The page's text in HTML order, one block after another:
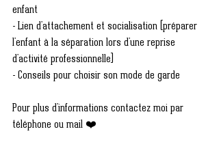
enfant
- Lien d'attachement et socialisation (préparer
l'enfant à la séparation lors d'une reprise
d'activité professionnelle)
- Conseils pour choisir son mode de garde
Pour plus d'informations contactez moi par
téléphone ou mail ❤️